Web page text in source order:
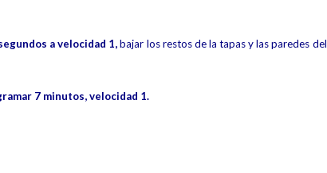
a velocidad 1,bajar los restos de la tapas y las paredes del
7 minutos, velocidad 1.